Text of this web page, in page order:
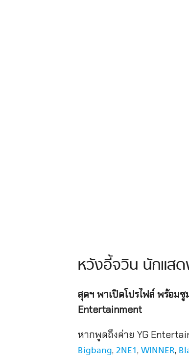
หวังอี้จวิน นักแส
สุดฯ พาเปิดโปรไฟล์ พร้อม
Entertainment
หากพูดถึงค่าย YG
Bigbang, 2NE1, WINNER,